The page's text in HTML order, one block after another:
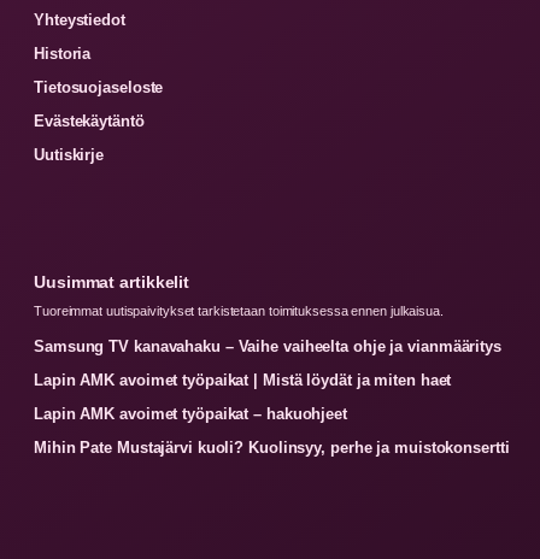
Yhteystiedot
Historia
Tietosuojaseloste
Evästekäytäntö
Uutiskirje
Uusimmat artikkelit
Tuoreimmat uutispaivitykset tarkistetaan toimituksessa ennen julkaisua.
Samsung TV kanavahaku – Vaihe vaiheelta ohje ja vianmääritys
Lapin AMK avoimet työpaikat | Mistä löydät ja miten haet
Lapin AMK avoimet työpaikat – hakuohjeet
Mihin Pate Mustajärvi kuoli? Kuolinsyy, perhe ja muistokonsertti